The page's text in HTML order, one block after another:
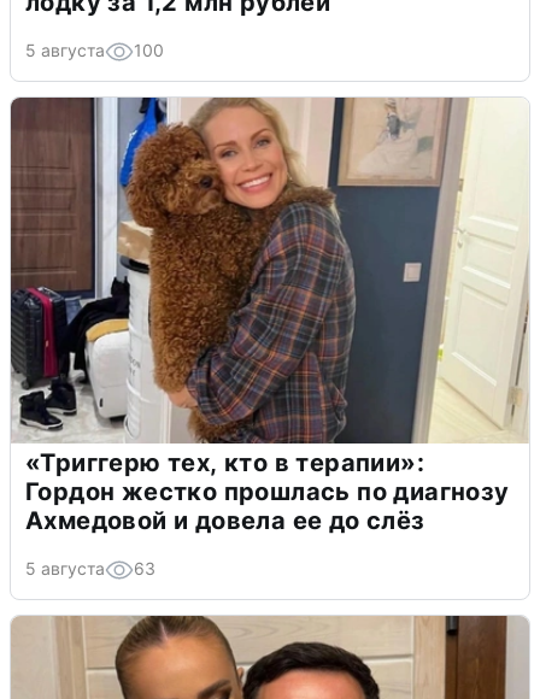
5 августа 100
«Триггерю тех, кто в терапии»:
Гордон жестко прошлась по диагнозу
Ахмедовой и довела ее до слёз
5 августа 63